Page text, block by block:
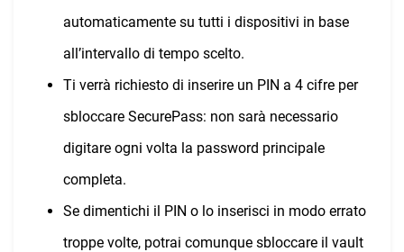
automaticamente su tutti i dispositivi in base
all’intervallo di tempo scelto.
Ti verrà richiesto di inserire un PIN a 4 cifre per
sbloccare SecurePass: non sarà necessario
digitare ogni volta la password principale
completa.
Se dimentichi il PIN o lo inserisci in modo errato
troppe volte, potrai comunque sbloccare il vault